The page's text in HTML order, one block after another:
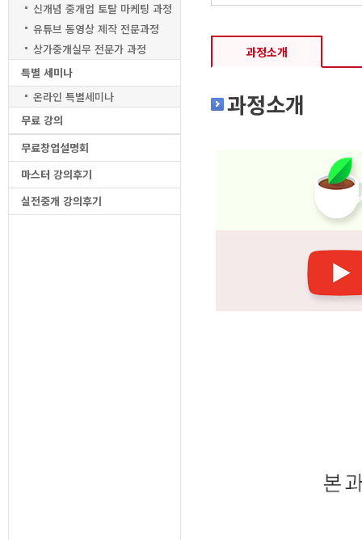
신개념 중개업 토탈 마케팅 과정
유튜브 동영상 제작 전문과정
상가중개실무 전문가 과정
특별 세미나
온라인 특별세미나
무료 강의
무료창업설명회
마스터 강의후기
실전중개 강의후기
과정소개
과정소개